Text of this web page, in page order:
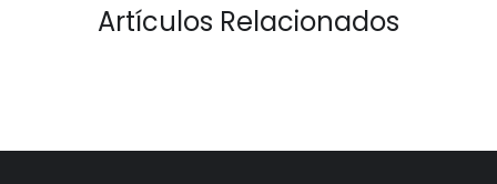
Artículos Relacionados